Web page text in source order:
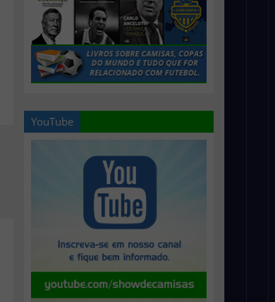
YouTube